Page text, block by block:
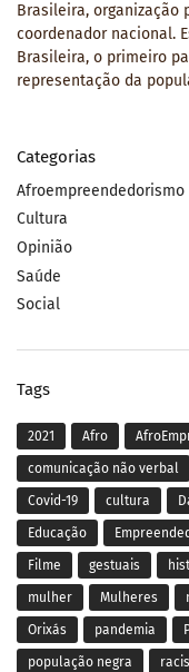
Brasileira,
coordenador nacional.
Brasileira, o primeiro
representação da
Categorias
Afroempreendedorismo
Cultura
Opinião
Saúde
Social
Tags
2021 Afro
comunicação não verbal
Covid-19 cultura
Educação
Filme gestuais
mulher Mulheres
Orixás pandemia
população negra